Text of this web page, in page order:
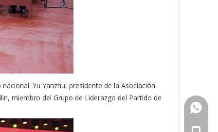
Yu Yanzhu, presidente de la Asociación
miembro del Grupo de Liderazgo del Partido de
+86-